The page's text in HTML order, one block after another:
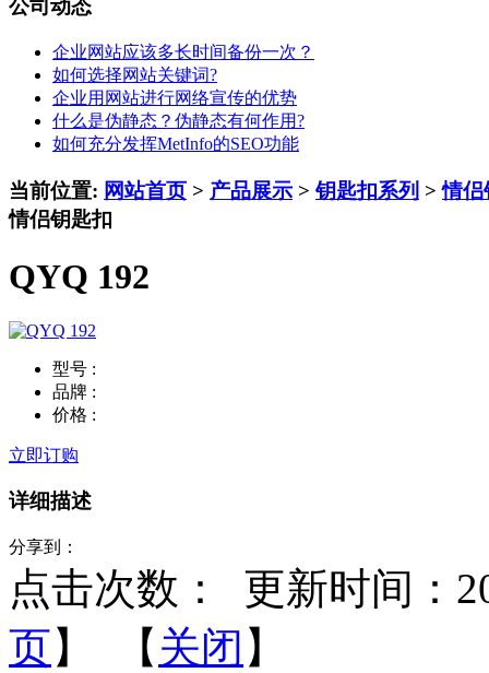
公司动态
企业网站应该多长时间备份一次？
如何选择网站关键词?
企业用网站进行网络宣传的优势
什么是伪静态？伪静态有何作用?
如何充分发挥MetInfo的SEO功能
当前位置: 网站首页 > 产品展示 >钥匙扣系列 >情侣
情侣钥匙扣
QYQ 192
型号 :
品牌 :
价格 :
立即订购
详细描述
分享到：
点击次数：
更新时间：
页】 【 关闭 】